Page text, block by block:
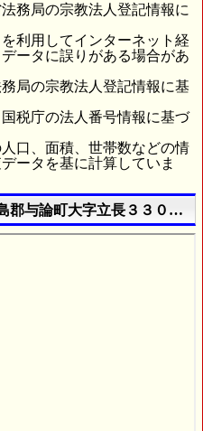
務局の宗教法人登記情報に
利用してインターネット経
ータに誤りがある場合があ
局の宗教法人登記情報に基
税庁の法人番号情報に基づ
口、面積、世帯数などの情
ータを基に計算していま
郡与論町大字立長３３０８